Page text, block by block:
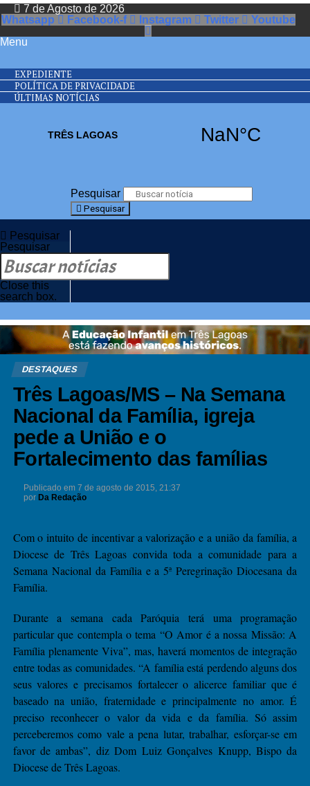
7 de Agosto de 2026
Whatsapp
Facebook-f Instagram Twitter
Youtube
Menu
EXPEDIENTE
POLÍTICA DE PRIVACIDADE
ÚLTIMAS NOTÍCIAS
Pesquisar
Pesquisar
Pesquisar
Pesquisar
Close this
search box.
DESTAQUES
Três Lagoas/MS – Na Semana
Nacional da Família, igreja
pede a União e o
Fortalecimento das famílias
Publicado em 7 de agosto de 2015, 21:37
por Da Redação
Com o intuito de incentivar a valorização e a união da família, a
Diocese de Três Lagoas convida toda a comunidade para a
Semana Nacional da Família e a 5ª Peregrinação Diocesana da
Família.
Durante a semana cada Paróquia terá uma programação
particular que contempla o tema “O Amor é a nossa Missão: A
Família plenamente Viva”, mas, haverá momentos de integração
entre todas as comunidades. “A família está perdendo alguns dos
seus valores e precisamos fortalecer o alicerce familiar que é
baseado na união, fraternidade e principalmente no amor. É
preciso reconhecer o valor da vida e da família. Só assim
perceberemos como vale a pena lutar, trabalhar, esforçar-se em
favor de ambas”, diz Dom Luiz Gonçalves Knupp, Bispo da
Diocese de Três Lagoas.